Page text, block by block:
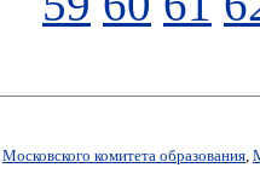
Московского комитета образования,